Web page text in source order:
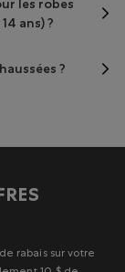
les robes
ans) ?
?
rabais sur votre